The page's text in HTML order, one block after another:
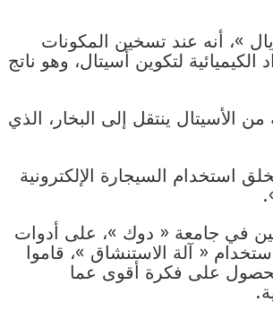
»، أنه عند تسخين المكونات
لتكوين أسيتال، وهو ناتج
60 إلى 70 في المائة من الأسيتال ينتقل إلى البخار، الذي
استخدام السيجارة الإلكترونية
في جامعة « دوك »، على أدوات
« آلة الاستنشاق »، قاموا
على فكرة أقوى عما